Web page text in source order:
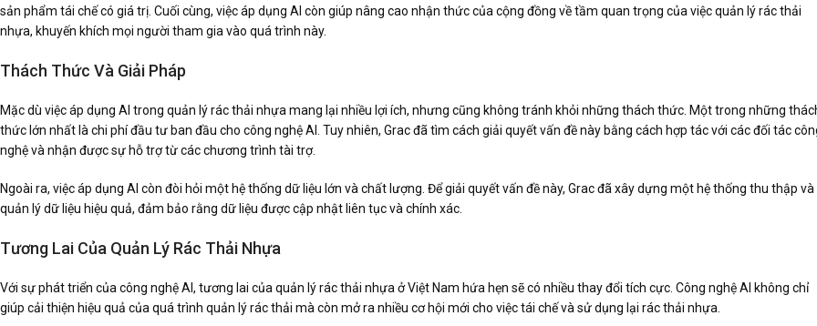
sản phẩm tái chế có giá trị. Cuối cùng, việc áp dụng AI còn giúp nâng cao nhận thức của cộng đồng về tầm quan trọng của việc quản lý rác thải
nhựa, khuyến khích mọi người tham gia vào quá trình này.
Thách Thức Và Giải Pháp
Mặc dù việc áp dụng AI trong quản lý rác thải nhựa mang lại nhiều lợi ích, nhưng cũng không tránh khỏi những thách thức. Một trong những
thức lớn nhất là chi phí đầu tư ban đầu cho công nghệ AI. Tuy nhiên, Grac đã tìm cách giải quyết vấn đề này bằng cách hợp tác với các đối tác
nghệ và nhận được sự hỗ trợ từ các chương trình tài trợ.
Ngoài ra, việc áp dụng AI còn đòi hỏi một hệ thống dữ liệu lớn và chất lượng. Để giải quyết vấn đề này, Grac đã xây dựng một hệ thống thu thập và
quản lý dữ liệu hiệu quả, đảm bảo rằng dữ liệu được cập nhật liên tục và chính xác.
Tương Lai Của Quản Lý Rác Thải Nhựa
Với sự phát triển của công nghệ AI, tương lai của quản lý rác thải nhựa ở Việt Nam hứa hẹn sẽ có nhiều thay đổi tích cực. Công nghệ AI không chỉ
giúp cải thiện hiệu quả của quá trình quản lý rác thải mà còn mở ra nhiều cơ hội mới cho việc tái chế và sử dụng lại rác thải nhựa.